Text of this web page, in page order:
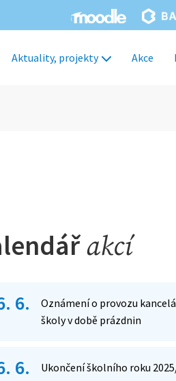
Aktuality, projekty Akce
akcí
6.
Oznámení o provozu
školy v době prázdnin
6. Ukončení školního roku